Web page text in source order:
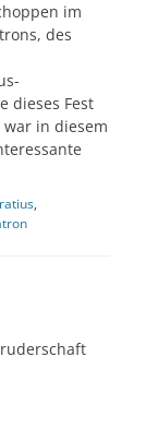
im
des
dieses Fest
in diesem
,